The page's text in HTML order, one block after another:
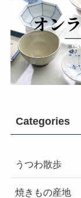
Categories
うつわ散歩
焼きもの産地